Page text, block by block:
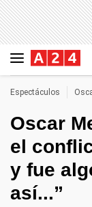
Espectáculos
Oscar
el
y fue
así...”